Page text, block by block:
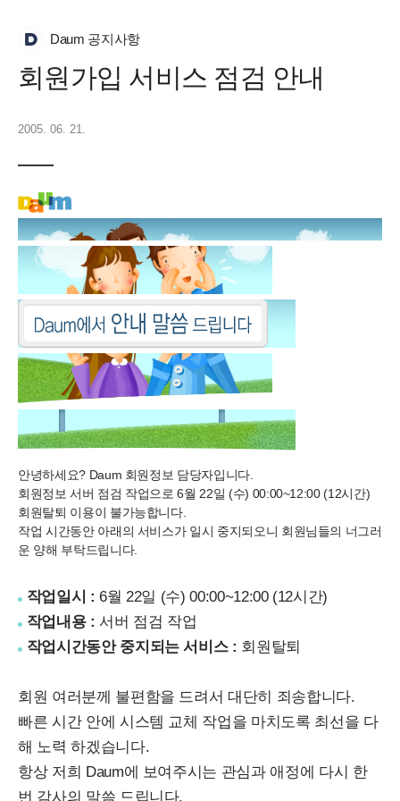
Daum 공지사항
회원가입 서비스 점검 안내
2005. 06. 21.
안녕하세요? Daum 회원정보 담당자입니다.
회원정보 서버 점검 작업으로6월 22일 (수) 00:00~12:00 (12시간)
회원탈퇴 이용이 불가능합니다.
작업 시간동안 아래의 서비스가 일시 중지되오니 회원님들의 너그러
운 양해 부탁드립니다.
작업일시 : 6월 22일 (수) 00:00~12:00 (12시간)
작업내용 : 서버 점검 작업
작업시간동안 중지되는 서비스 : 회원탈퇴
회원 여러분께 불편함을 드려서 대단히 죄송합니다.
빠른 시간 안에 시스템 교체 작업을 마치도록 최선을 다
해 노력 하겠습니다.
항상 저희 Daum에 보여주시는 관심과 애정에 다시 한
번 감사의 말씀 드립니다.